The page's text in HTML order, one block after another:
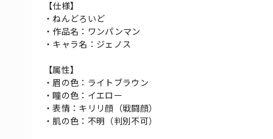
【仕様】
・ねんどろいど
・作品名：ワンパンマン
・キャラ名：ジェノス
【属性】
・眉の色：ライトブラウン
・瞳の色：イエロー
・表情：キリリ顔（戦闘顔）
・肌の色：不明（判別不可）